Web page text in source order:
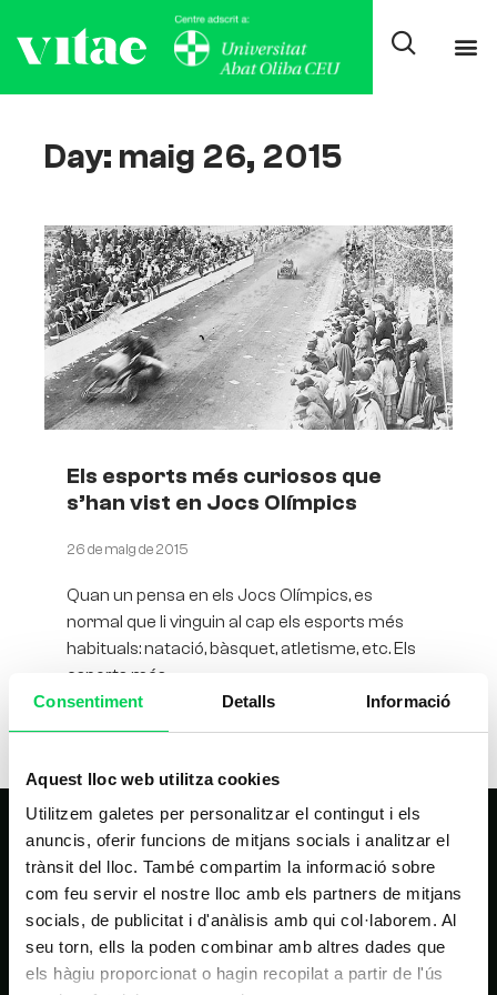
Consentiment Detalls Informació
Aquest lloc web utilitza cookies
Utilitzem galetes per personalitzar el contingut i els
anuncis, oferir funcions de mitjans socials i analitzar el
trànsit del lloc. També compartim la informació sobre
com feu servir el nostre lloc amb els partners de mitjans
socials, de publicitat i d'anàlisis amb qui col·laborem. Al
seu torn, ells la poden combinar amb altres dades que
els hàgiu proporcionat o hagin recopilat a partir de l'ús
Day: maig 26, 2015
Els esports més curiosos que
s’han vist en Jocs Olímpics
26 de maig de 2015
Quan un pensa en els Jocs Olímpics, es
normal que li vinguin al cap els esports més
habituals: natació, bàsquet, atletisme, etc. Els
esports més
NAVEGACIÓ PRINCIPAL